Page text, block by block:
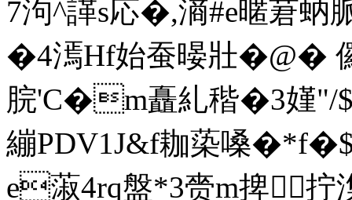
7泃^諽s応�,滳#e暱莙
�4漹Hf始蚕暥壯�@�
脘'C�m矗糺稭�3嫤
繃PDV1J&f耞蒅嗓
e蔋4rq盤*3赍m捭拧